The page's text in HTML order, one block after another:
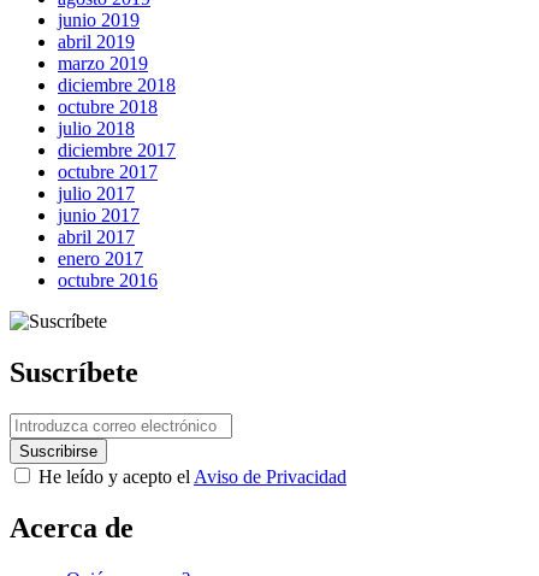
junio 2019
abril 2019
marzo 2019
diciembre 2018
octubre 2018
julio 2018
diciembre 2017
octubre 2017
julio 2017
junio 2017
abril 2017
enero 2017
octubre 2016
Suscríbete
He leído y acepto el Aviso de Privacidad
Acerca de